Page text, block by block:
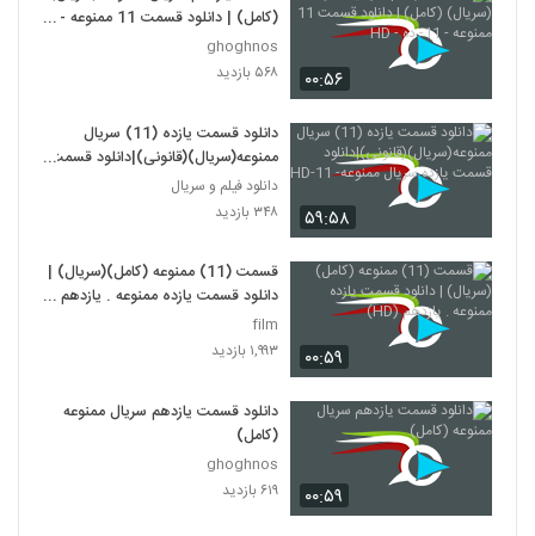
۰۰:۵۶
(کامل) | دانلود قسمت 11 ممنوعه -
11- ده - HD
ghoghnos
۵۶۸ بازدید
۵۹:۵۸
دانلود قسمت یازده (11) سریال
ممنوعه(سریال)(قانونی)|دانلود قسمت
یازده سریال ممنوعه- 11-HD
دانلود فیلم و سریال
۳۴۸ بازدید
۰۰:۵۹
قسمت (11) ممنوعه (کامل)(سریال) |
دانلود قسمت یازده ممنوعه . یازدهم
(HD)
film
۱,۹۹۳ بازدید
۰۰:۵۹
دانلود قسمت یازدهم سریال ممنوعه
(کامل)
ghoghnos
۶۱۹ بازدید